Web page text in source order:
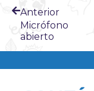
Anterior
Micrófono
abierto